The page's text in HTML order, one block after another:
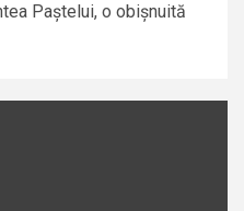
Paștelui, o obișnuită